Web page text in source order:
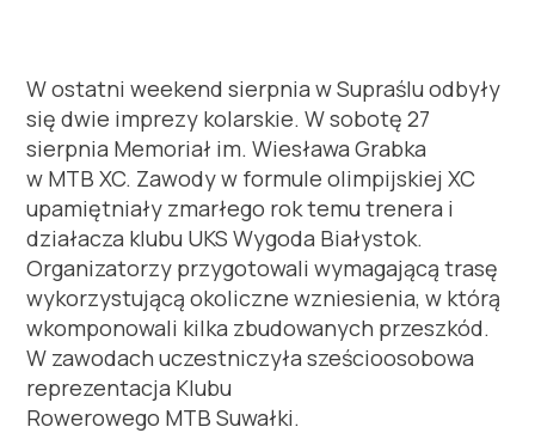
W ostatni weekend sierpnia w Supraślu odbyły
się dwie imprezy kolarskie. W sobotę 27
sierpnia Memoriał im. Wiesława Grabka
w MTB XC. Zawody w formule olimpijskiej XC
upamiętniały zmarłego rok temu trenera i
działacza klubu UKS Wygoda Białystok.
Organizatorzy przygotowali wymagającą trasę
wykorzystującą okoliczne wzniesienia, w którą
wkomponowali kilka zbudowanych przeszkód.
W zawodach uczestniczyła sześcioosobowa
reprezentacja Klubu
Rowerowego MTB Suwałki.